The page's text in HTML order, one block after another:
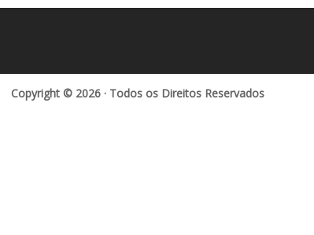
Copyright © 2026 · Todos os Direitos Reservados